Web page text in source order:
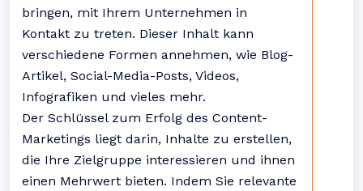
bringen, mit Ihrem Unternehmen in
Kontakt zu treten. Dieser Inhalt kann
verschiedene Formen annehmen, wie Blog-
Artikel, Social-Media-Posts, Videos,
Infografiken und vieles mehr.
Der Schlüssel zum Erfolg des Content-
Marketings liegt darin, Inhalte zu erstellen,
die Ihre Zielgruppe interessieren und ihnen
einen Mehrwert bieten. Indem Sie relevante